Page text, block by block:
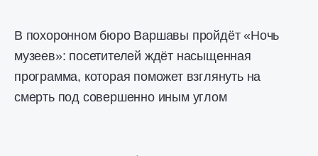
В похоронном бюро Варшавы пройдёт «Ночь
музеев»: посетителей ждёт насыщенная
программа, которая поможет взглянуть на
смерть под совершенно иным углом